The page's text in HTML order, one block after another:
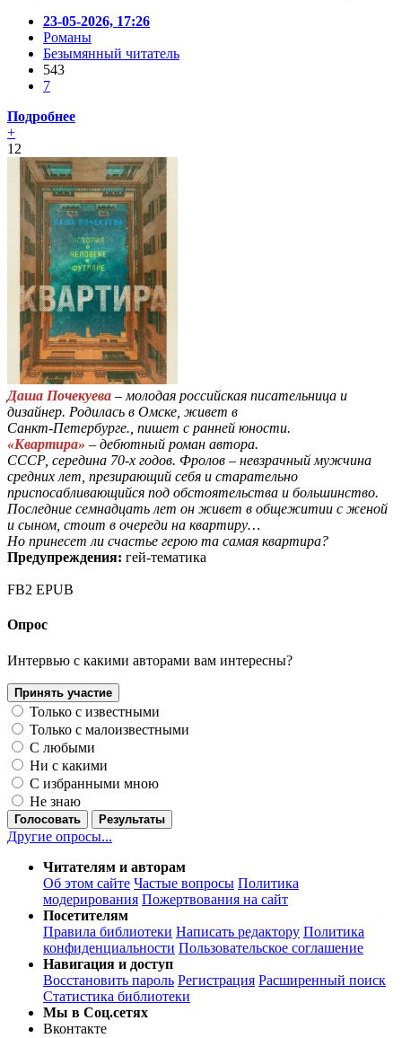
23-05-2026, 17:26
Романы
Безымянный читатель
543
7
Подробнее
+
12
Даша Почекуева – молодая российская писательница и
дизайнер. Родилась в Омске, живет в
Санкт-Петербурге., пишет с ранней юности.
«Квартира» – дебютный роман автора.
СССР, середина 70-х годов. Фролов – невзрачный мужчина
средних лет, презирающий себя и старательно
приспосабливающийся под обстоятельства и большинство.
Последние семнадцать лет он живет в общежитии с женой
и сыном, стоит в очереди на квартиру…
Но принесет ли счастье герою та самая квартира?
Предупреждения: гей-тематика
FB2 EPUB
Опрос
Интервью с какими авторами вам интересны?
Принять участие
Только с известными
Только с малоизвестными
С любыми
Ни с какими
С избранными мною
Не знаю
Голосовать Результаты
Другие опросы...
Читателям и авторам
Об этом сайте Частые вопросы Политика
модерирования Пожертвования на сайт
Посетителям
Правила библиотеки Написать редактору Политика
конфиденциальности Пользовательское соглашение
Навигация и доступ
Восстановить пароль Регистрация Расширенный поиск
Статистика библиотеки
Мы в Соц.сетях
Вконтакте